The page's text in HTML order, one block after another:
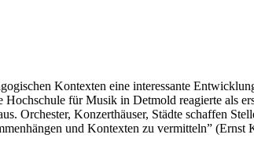
Kontexten eine interessante
für Musik in Detmold reagierte als
Orchester, Konzerthäuser, Städte schaffen
und Kontexten zu vermitteln” (Ernst